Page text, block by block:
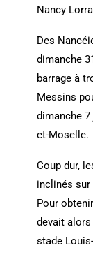
Nancy
Des
dimanche
barrage à
Messins
dimanche 7
et-Moselle.
Coup dur,
inclinés sur
Pour
devait
stade